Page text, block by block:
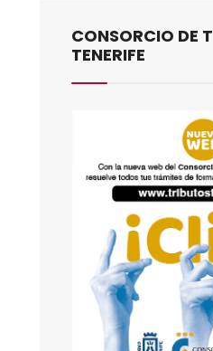
CONSORCIO DE
TENERIFE